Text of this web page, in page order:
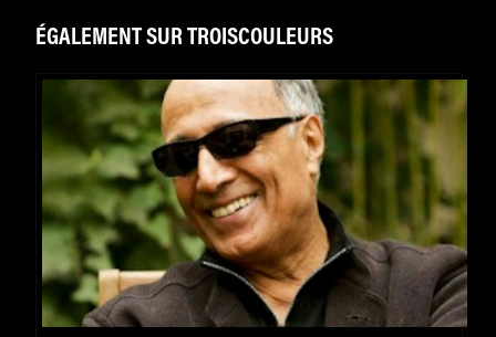
ÉGALEMENT SUR TROISCOULEURS